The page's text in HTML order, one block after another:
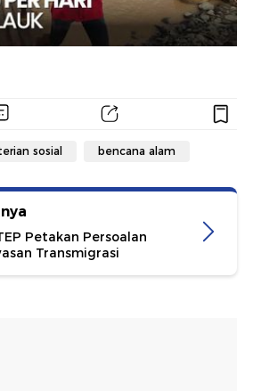
sosial bencana alam
Petakan Persoalan
Transmigrasi